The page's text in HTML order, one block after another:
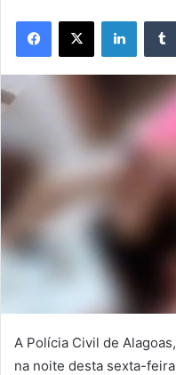
Facebook
X
A Polícia Civil de
na noite desta sexta-